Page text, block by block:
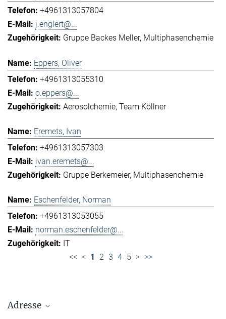
+4961313057804
j.englert@...
Gruppe Backes Meller Multiphasenchemie
Eppers, Oliver
+4961313055310
o.eppers@...
Aerosolchemie Team Köllner
Eremets, Ivan
+4961313057303
ivan.eremets@...
Gruppe Berkemeier Multiphasenchemie
Eschenfelder, Norman
+4961313053055
norman.eschenfelder@...
IT
<< < 1 2 3 4 5 > >>
Adresse